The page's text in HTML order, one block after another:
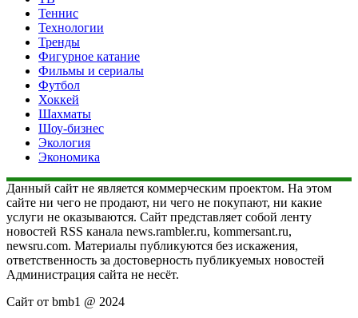
Теннис
Технологии
Тренды
Фигурное катание
Фильмы и сериалы
Футбол
Хоккей
Шахматы
Шоу-бизнес
Экология
Экономика
Данный сайт не является коммерческим проектом. На этом
сайте ни чего не продают, ни чего не покупают, ни какие
услуги не оказываются. Сайт представляет собой ленту
новостей RSS канала news.rambler.ru, kommersant.ru,
newsru.com. Материалы публикуются без искажения,
ответственность за достоверность публикуемых новостей
Администрация сайта не несёт.
Сайт от bmb1 @ 2024